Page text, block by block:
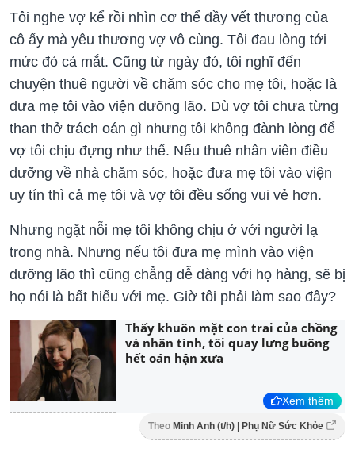
Tôi nghe vợ kể rồi nhìn cơ thể đầy vết thương của
cô ấy mà yêu thương vợ vô cùng. Tôi đau lòng tới
mức đỏ cả mắt. Cũng từ ngày đó, tôi nghĩ đến
chuyện thuê người về chăm sóc cho mẹ tôi, hoặc là
đưa mẹ tôi vào viện dưõng lão. Dù vợ tôi chưa từng
than thở trách oán gì nhưng tôi không đành lòng để
vợ tôi chịu đựng như thế. Nếu thuê nhân viên điều
dưỡng về nhà chăm sóc, hoặc đưa mẹ tôi vào viện
uy tín thì cả mẹ tôi và vợ tôi đều sống vui vẻ hơn.
Nhưng ngặt nỗi mẹ tôi không chịu ở với người lạ
trong nhà. Nhưng nếu tôi đưa mẹ mình vào viện
dưỡng lão thì cũng chẳng dễ dàng với họ hàng, sẽ bị
họ nói là bất hiếu với mẹ. Giờ tôi phải làm sao đây?
Thấy khuôn mặt con trai của chồng
và nhân tình, tôi quay lưng buông
hết oán hận xưa
Xem thêm
Theo Minh Anh (t/h) | Phụ Nữ Sức Khỏe